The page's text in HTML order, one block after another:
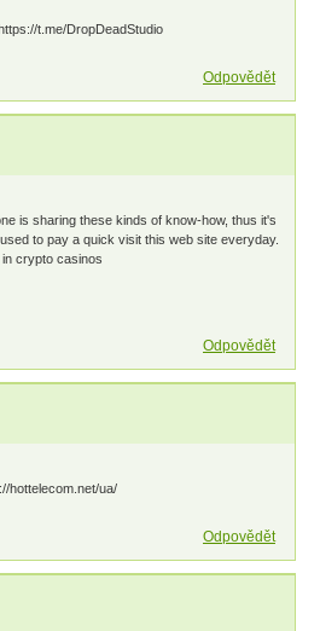
t.me/DropDeadStudio
Odpovědět
is sharing these kinds of know-how, thus it's
to pay a quick visit this web site everyday.
crypto casinos
Odpovědět
hottelecom.net/ua/
Odpovědět